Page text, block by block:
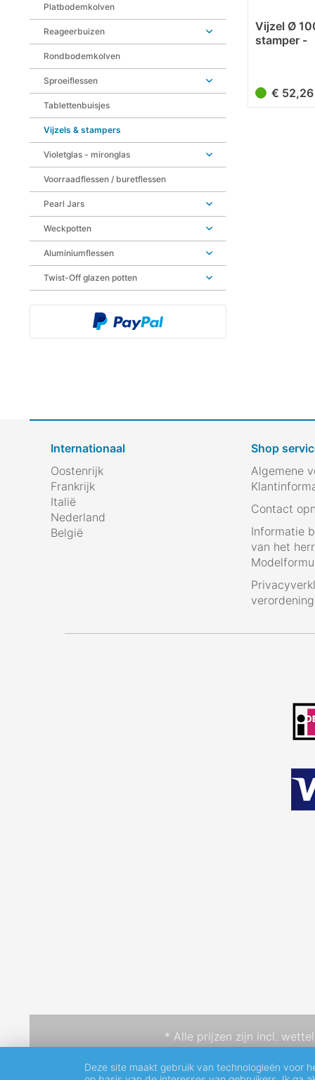
Platbodemkolven
Reageerbuizen
Rondbodemkolven
Sproeiflessen
Tablettenbuisjes
Vijzels & stampers
Violetglas - mironglas
Voorraadflessen / buretflessen
Pearl Jars
Weckpotten
Aluminiumflessen
Twist-Off glazen potten
Vijzel Ø
stamper -
€ 52,26
Internationaal
Oostenrijk
Frankrijk
Italië
Nederland
België
Shop
Algemene
Contact
Informatie
van het
* Alle prijzen zijn incl.
Deze site maakt gebruik van technologieën voor